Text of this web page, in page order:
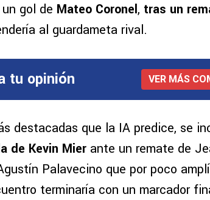
gol de Mateo Coronel, tras un
al guardameta rival.
tu opinión VER MÁS
destacadas que la IA predice, se
de Kevin Mier ante un remate de
Palavecino que por poco
terminaría con un marcador